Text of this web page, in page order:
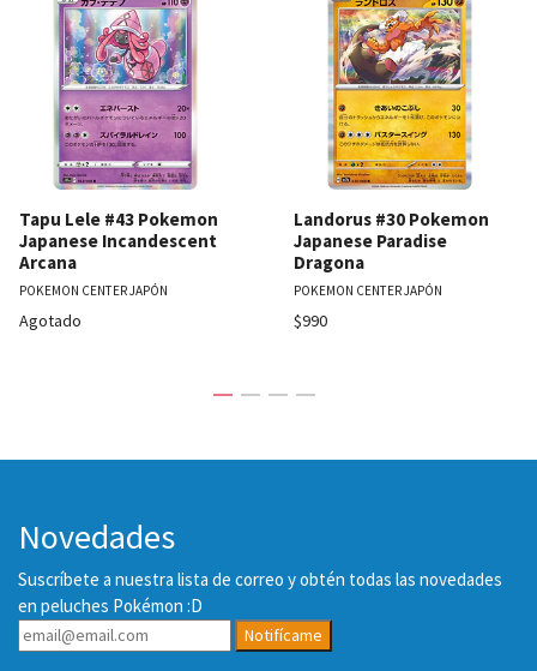
Tapu Lele #43 Pokemon
Japanese Incandescent
Arcana
POKEMON CENTER JAPÓN
Agotado
Landorus #30 Pokemon
Japanese Paradise
Dragona
POKEMON CENTER JAPÓN
$990
Novedades
Suscríbete a nuestra lista de correo y obtén todas las novedades
en peluches Pokémon :D
Notifícame